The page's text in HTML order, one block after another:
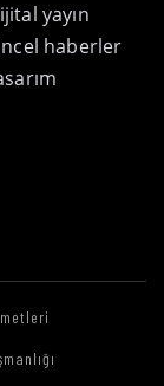
yayın
haberler